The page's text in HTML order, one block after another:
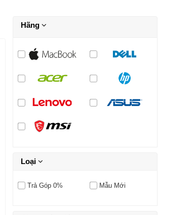
Hãng
Loại
Trả Góp 0% Mẫu Mới